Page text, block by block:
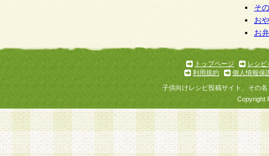
そ
お
お
トップページ
レシピ
利用規約
個人情報保
子供向けレシピ投稿サイト、その
Copyright